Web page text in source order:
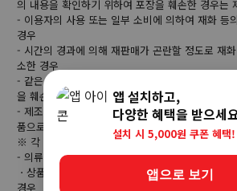
의 내용을 확인하기 위하여 포장을 훼손한 경우는
- 이용자의 사용 또는 일부 소비에 의하여 재화 등
경우
- 시간의 경과에 의해 재판매가 곤란할 정도로 재
소한 경우
- 같은 성능을 지닌 재화 등으로 복제가 가능한 경
을 훼손한 경우
- 제조사의 사정 (신모델 출시 등) 및 부품 가격 변
품으로 요청하는 경우
※ 각 상품별로 아래와 같은 사유로 취소/반품이 제
- 의류/잡화/수입명품
ㆍ상품 라벨 및 상품 훼손, 구성품 누락으로 상품
경우
앱 설치하고,
다양한 혜택을 받으세
설치 시 5,000원 쿠폰 혜택!
앱으로 보기